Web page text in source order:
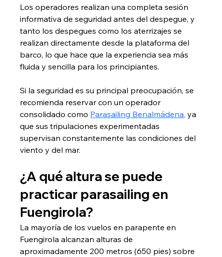
Los operadores realizan una completa sesión
informativa de seguridad antes del despegue, y
tanto los despegues como los aterrizajes se
realizan directamente desde la plataforma del
barco, lo que hace que la experiencia sea más
fluida y sencilla para los principiantes.
Si la seguridad es su principal preocupación, se
recomienda reservar con un operador
consolidado como Parasailing Benalmádena, ya
que sus tripulaciones experimentadas
supervisan constantemente las condiciones del
viento y del mar.
¿A qué altura se puede
practicar parasailing en
Fuengirola?
La mayoría de los vuelos en parapente en
Fuengirola alcanzan alturas de
aproximadamente 200 metros (650 pies) sobre